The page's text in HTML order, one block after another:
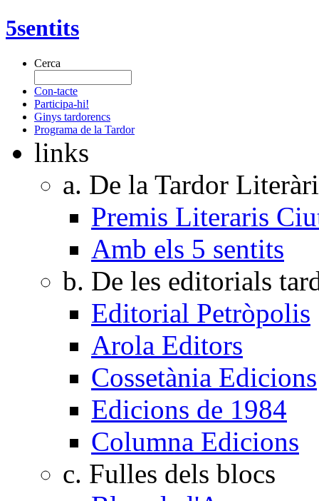
5sentits
Cerca
Con-tacte
Participa-hi!
Ginys tardorencs
Programa de la Tardor
links
a. De la Tardor
Premis Literaris
Amb els 5 sentits
b. De les editorials
Editorial Petròpolis
Arola Editors
Cossetània Edicions
Edicions de 1984
Columna Edicions
c. Fulles dels blocs